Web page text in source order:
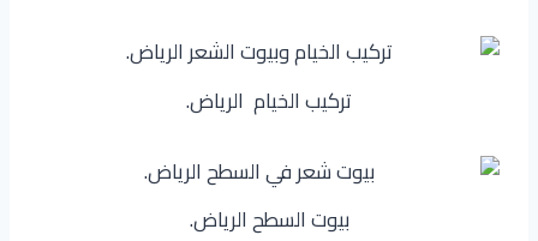
تركيب الخيام الرياض.
بيوت السطح الرياض.